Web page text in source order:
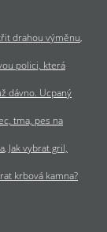
drahou výměnu
polici, která
dávno. Ucpaný
tma, pes na
Jak vybrat gril,
krbová kamna?